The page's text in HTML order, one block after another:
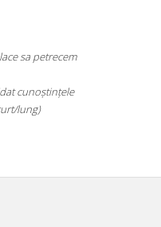
sa petrecem
cunoștințele
lung)